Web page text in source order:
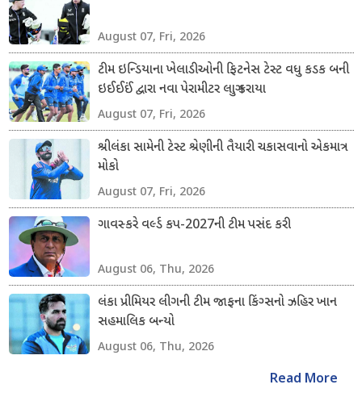
August 07, Fri, 2026
ટીમ ઇન્ડિયાના ખેલાડીઓની ફિટનેસ ટેસ્ટ વધુ કડક બની
ઇઈઈઈં દ્વારા નવા પેરામીટર લાગુ કરાયા
August 07, Fri, 2026
શ્રીલંકા સામેની ટેસ્ટ શ્રેણીની તૈયારી ચકાસવાનો એકમાત્ર
મોકો
August 07, Fri, 2026
ગાવસ્કરે વર્લ્ડ કપ-2027ની ટીમ પસંદ કરી
August 06, Thu, 2026
લંકા પ્રીમિયર લીગની ટીમ જાફના કિંગ્સનો ઝહિર ખાન
સહમાલિક બન્યો
August 06, Thu, 2026
Read More